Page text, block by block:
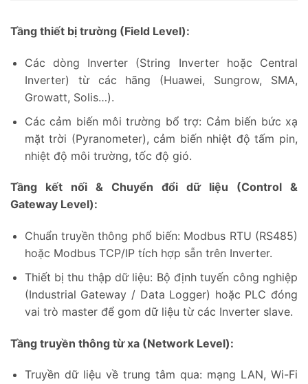
Tầng thiết bị trường (Field Level):
Các dòng Inverter (String Inverter hoặc Central
Inverter) từ các hãng (Huawei, Sungrow, SMA,
Growatt, Solis…).
Các cảm biến môi trường bổ trợ: Cảm biến bức xạ
mặt trời (Pyranometer), cảm biến nhiệt độ tấm pin,
nhiệt độ môi trường, tốc độ gió.
Tầng kết nối & Chuyển đổi dữ liệu (Control &
Gateway Level):
Chuẩn truyền thông phổ biến: Modbus RTU (RS485)
hoặc Modbus TCP/IP tích hợp sẵn trên Inverter.
Thiết bị thu thập dữ liệu: Bộ định tuyến công nghiệp
(Industrial Gateway / Data Logger) hoặc PLC đóng
vai trò master để gom dữ liệu từ các Inverter slave.
Tầng truyền thông từ xa (Network Level):
Truyền dữ liệu về trung tâm qua: mạng LAN, Wi-Fi